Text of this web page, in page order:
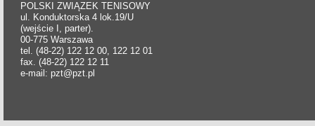
POLSKI ZWIĄZEK TENISOWY
ul. Konduktorska 4 lok.19/U
(wejście I, parter).
00-775 Warszawa
tel. (48-22) 122 12 00, 122 12 01
fax. (48-22) 122 12 11
e-mail: pzt@pzt.pl